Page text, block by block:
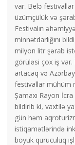
var. Belə
üzümçülük və
Festivalın
minnətdarlığını
milyon litr şərab
görüləsi çox iş
artacaq və
festivallar mühüm
Şamaxı Rayon
bildirib ki, vaxtilə
gün həm
istiqamətlərində
böyük quruculuq